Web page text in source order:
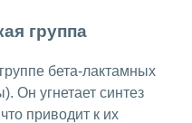
группа
бета-лактамных
Он угнетает синтез
приводит к их